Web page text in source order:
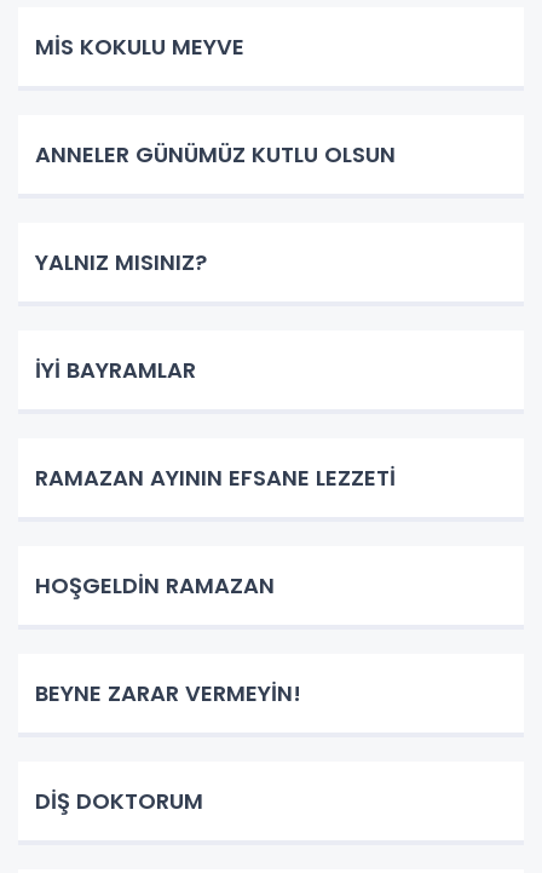
MİS KOKULU MEYVE
ANNELER GÜNÜMÜZ KUTLU OLSUN
YALNIZ MISINIZ?
İYİ BAYRAMLAR
RAMAZAN AYININ EFSANE LEZZETİ
HOŞGELDİN RAMAZAN
BEYNE ZARAR VERMEYİN!
DİŞ DOKTORUM